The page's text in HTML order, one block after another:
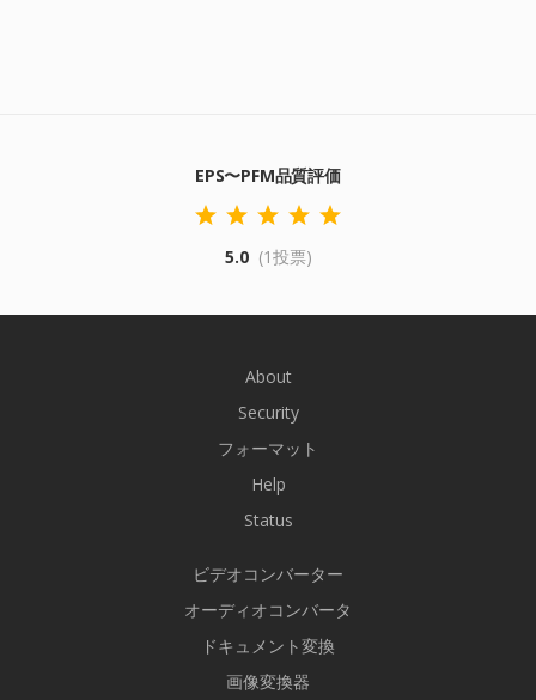
EPS〜PFM品質評価
5.0 (1投票)
About
Security
フォーマット
Help
Status
ビデオコンバーター
オーディオコンバータ
ドキュメント変換
画像変換器